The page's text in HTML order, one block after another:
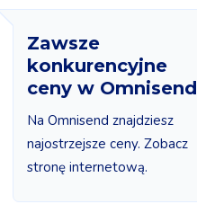
Zawsze
konkurencyjne
ceny w Omnisend
Na Omnisend znajdziesz
najostrzejsze ceny. Zobacz
stronę internetową.